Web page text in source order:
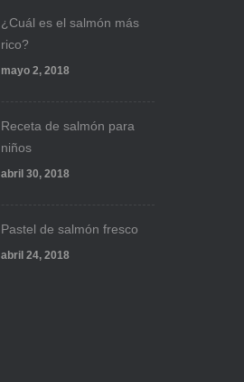
¿Cuál es el salmón más
rico?
mayo 2, 2018
Receta de salmón para
niños
abril 30, 2018
Pastel de salmón fresco
abril 24, 2018